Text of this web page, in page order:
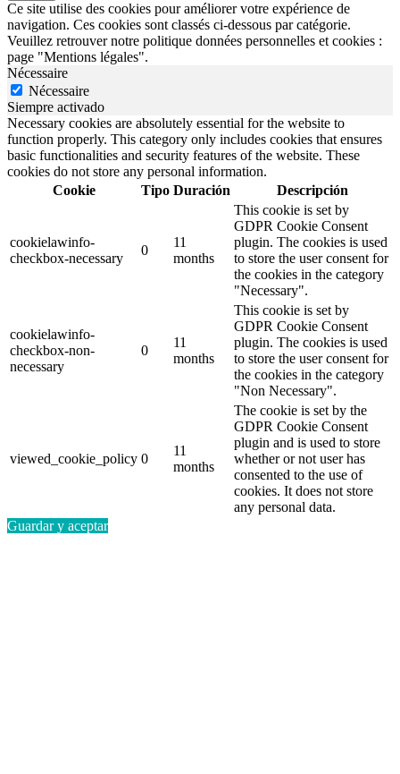
Ce site utilise des cookies pour améliorer votre expérience de
navigation. Ces cookies sont classés ci-dessous par catégorie.
Veuillez retrouver notre politique données personnelles et cookies :
page "Mentions légales".
Nécessaire
Nécessaire
Siempre activado
Necessary cookies are absolutely essential for the website to
function properly. This category only includes cookies that ensures
basic functionalities and security features of the website. These
cookies do not store any personal information.
Cookie
Tipo Duración Descripción
cookielawinfo-
checkbox-necessary
0
11
months
This cookie is set by
GDPR Cookie Consent
plugin. The cookies is used
to store the user consent for
the cookies in the category
"Necessary".
cookielawinfo-
checkbox-non-
necessary
0
11
months
This cookie is set by
GDPR Cookie Consent
plugin. The cookies is used
to store the user consent for
the cookies in the category
"Non Necessary".
viewed_cookie_policy 0
11
months
The cookie is set by the
GDPR Cookie Consent
plugin and is used to store
whether or not user has
consented to the use of
cookies. It does not store
any personal data.
Guardar y aceptar